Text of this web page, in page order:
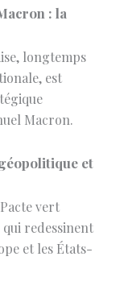
est
Macron.
et
redessinent
et les États-
: quel avenir